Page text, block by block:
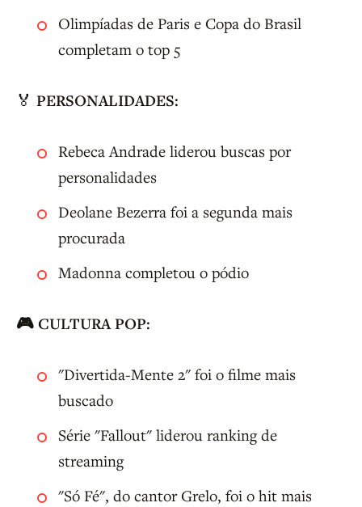
Olimpíadas de Paris e Copa do Brasil
completam o top 5
🏅 PERSONALIDADES:
Rebeca Andrade liderou buscas por
personalidades
Deolane Bezerra foi a segunda mais
procurada
Madonna completou o pódio
🎮 CULTURA POP:
"Divertida-Mente 2" foi o filme mais
buscado
Série "Fallout" liderou ranking de
streaming
"Só Fé", do cantor Grelo, foi o hit mais